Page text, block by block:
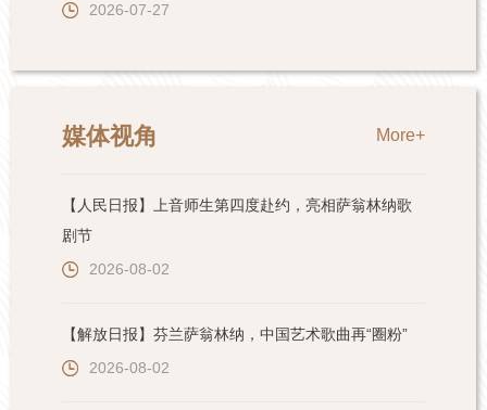
2026-07-27
媒体视角 More+
【人民日报】上音师生第四度赴约，亮相萨翁林纳歌
剧节
2026-08-02
【解放日报】芬兰萨翁林纳，中国艺术歌曲再“圈粉”
2026-08-02